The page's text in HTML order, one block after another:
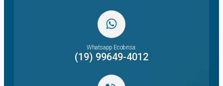
Whatsapp Ecobrisa:
(19) 99649-4012